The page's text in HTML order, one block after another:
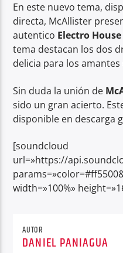
En este nuevo tema,
directa, McAllister
autentico Electro House
tema destacan los dos
delicia para los
Sin duda la unión de
sido un gran acierto.
disponible en descarga
[soundcloud
url=»https://
width=»100%»
AUTOR
DANIEL PANIAGUA